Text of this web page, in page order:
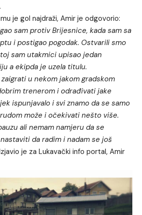
je gol najdraži, Amir je odgovorio:
sam protiv Brijesnice, kada sam sa
i postigao pogodak. Ostvarili smo
sam utakmici upisao jedan
a ekipda je uzela titulu.
u nekom jakom gradskom
trenerom i odrađivati jake
ispunjavalo i svi znamo da se samo
može i očekivati nešto više.
ali nemam namjeru da se
da radim i nadam se još
je za Lukavački info portal, Amir